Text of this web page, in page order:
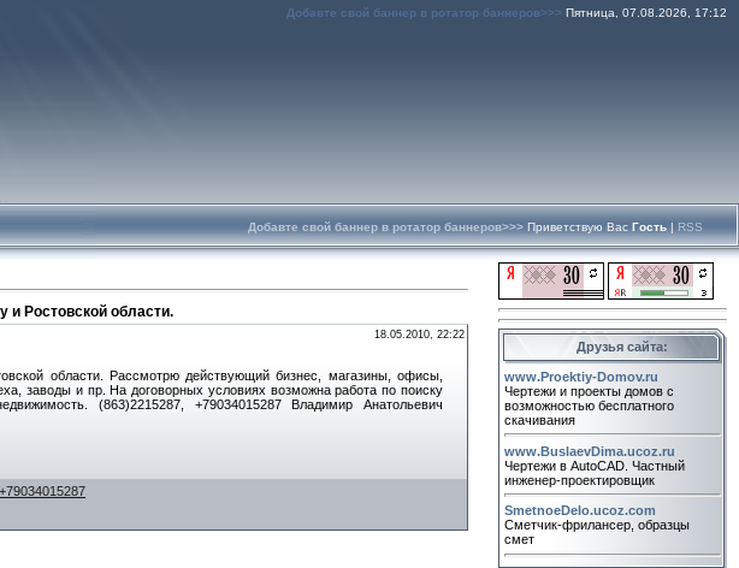
Добавте свой баннер в ротатор баннеров>>> Пятница, 07.08.2026, 17:12
Добавте свой баннер в ротатор баннеров>>> Приветствую Вас Гость | RSS
Ростовской области.
18.05.2010, 22:22
области. Рассмотрю действующий бизнес, магазины, офисы,
заводы и пр. На договорных условиях возможна работа по поиску
(863)2215287, +79034015287 Владимир Анатольевич
+79034015287
Друзья сайта:
www.Proektiy-Domov.ru
Чертежи и проекты домов с
возможностью бесплатного
скачивания
www.BuslaevDima.ucoz.ru
Чертежи в AutoCAD. Частный
инженер-проектировщик
SmetnoeDelo.ucoz.com
Сметчик-фрилансер, образцы
смет